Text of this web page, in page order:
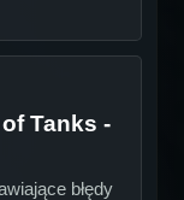
Tanks -
błędy